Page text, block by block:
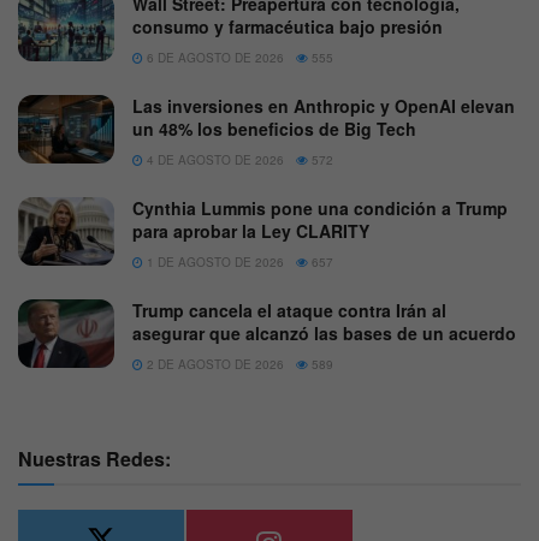
consumo y farmacéutica bajo presión
6 DE AGOSTO DE 2026 555
Las inversiones en Anthropic y OpenAI elevan
un 48% los beneficios de Big Tech
4 DE AGOSTO DE 2026 572
Cynthia Lummis pone una condición a Trump
para aprobar la Ley CLARITY
1 DE AGOSTO DE 2026 657
Trump cancela el ataque contra Irán al
asegurar que alcanzó las bases de un acuerdo
2 DE AGOSTO DE 2026 589
Nuestras Redes: